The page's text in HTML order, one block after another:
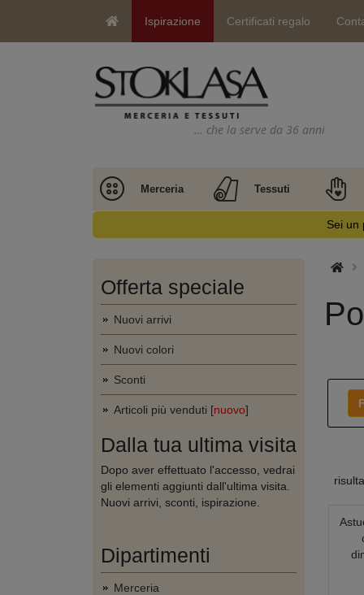
Ispirazione Certificati regalo
… che la serve da 36 anni
Merceria Tessuti
Sei un
Offerta speciale
Nuovi arrivi
Nuovi colori
Sconti
Articoli più venduti [nuovo]
Dalla tua ultima visita
Dopo aver effettuato l'accesso, vedrai
gli elementi aggiunti dall'ultima visita.
Nuovi arrivi, sconti, ispirazione.
Dipartimenti
Merceria